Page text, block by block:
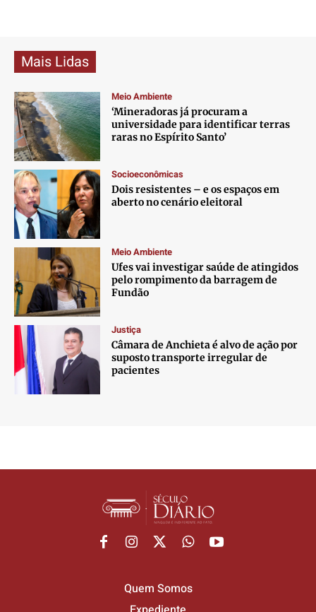
Mais Lidas
Meio Ambiente
‘Mineradoras já procuram a
universidade para identificar terras
raras no Espírito Santo’
Socioeconômicas
Dois resistentes – e os espaços em
aberto no cenário eleitoral
Meio Ambiente
Ufes vai investigar saúde de atingidos
pelo rompimento da barragem de
Fundão
Justiça
Câmara de Anchieta é alvo de ação por
suposto transporte irregular de
pacientes
Quem Somos